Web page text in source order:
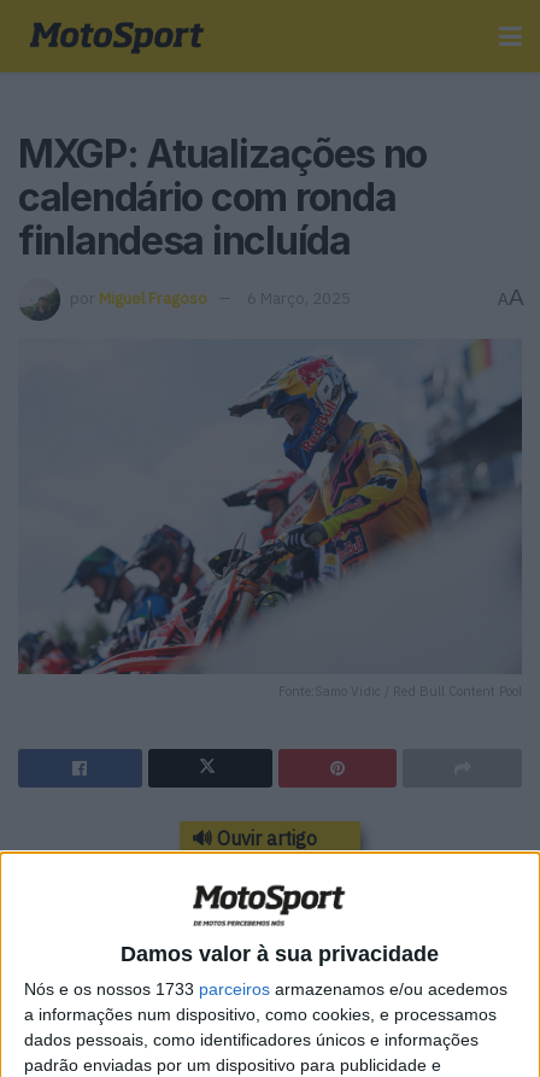
Damos valor à sua privacidade
Nós e os nossos 1733 parceiros armazenamos e/ou acedemos
a informações num dispositivo, como cookies, e processamos
dados pessoais, como identificadores únicos e informações
padrão enviadas por um dispositivo para publicidade e
MXGP: Atualizações no
calendário com ronda
finlandesa incluída
por Miguel Fragoso 6 Março, 2025 AA
Fonte:Samo Vidic / Red Bull Content Pool
🔊 Ouvir artigo
A Infront Moto Racing anunciou actualizações ao
calendário do MXGP de 2025. O MXGP da Indonésia,
inicialmente agendado para 6 de julho de 2025, foi
substituído pelo MXGP da Finlândia no circuito KymiRing
em Iitti, de 12 a 13 de julho de 2025.
O KymiRing, localizado em Kausala, no município de Iitti,